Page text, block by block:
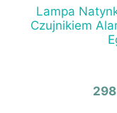
Lampa
Czujnikiem